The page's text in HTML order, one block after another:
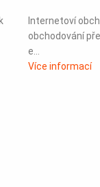
Internetoví
obchodování
e...
Více informací